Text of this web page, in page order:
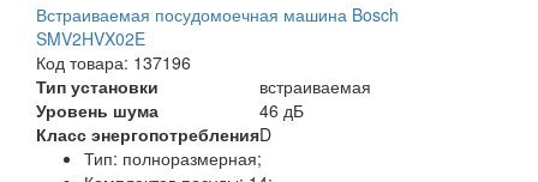
Встраиваемая посудомоечная машина Bosch
SMV2HVX02E
Код товара: 137196
Тип установки
встраиваемая
Уровень шума
46 дБ
Класс энергопотребленияD
Тип: полноразмерная;